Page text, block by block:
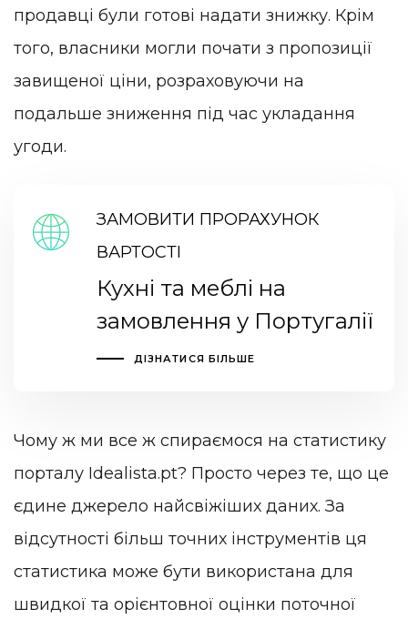
продавці були готові надати знижку. Крім
того, власники могли почати з пропозиції
завищеної ціни, розраховуючи на
подальше зниження під час укладання
угоди.
ЗАМОВИТИ ПРОРАХУНОК
ВАРТОСТІ
Кухні та меблі на
замовлення у Португалії
ДІЗНАТИСЯ БІЛЬШЕ
Чому ж ми все ж спираємося на статистику
порталу Idealista.pt? Просто через те, що це
єдине джерело найсвіжіших даних. За
відсутності більш точних інструментів ця
статистика може бути використана для
швидкої та орієнтовної оцінки поточної